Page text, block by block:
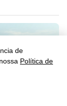
de
Política de